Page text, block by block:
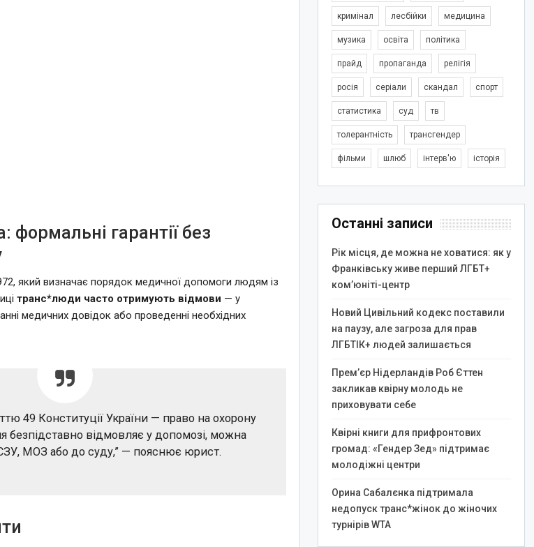
гарантії без
який визначає порядок медичної допомоги людям із
транс*люди часто отримують відмови — у
медичних довідок або проведенні необхідних
49 Конституції України — право на охорону
безпідставно відмовляє у допомозі, можна
МОЗ або до суду,” — пояснює юрист.
кримінал лесбійки медицина
музика освіта політика
прайд пропаганда релігія
росія серіали скандал спорт
статистика суд тв
толерантність трансгендер
фільми шлюб інтерв'ю історія
Останні записи
Рік місця, де можна не ховатися: як у
Франківську живе перший ЛГБТ+
ком’юніті-центр
Новий Цивільний кодекс поставили
на паузу, але загроза для прав
ЛГБТІК+ людей залишається
Прем’єр Нідерландів Роб Єттен
закликав квірну молодь не
приховувати себе
Квірні книги для прифронтових
громад: «Гендер Зед» підтримає
молодіжні центри
Орина Сабалєнка підтримала
недопуск транс*жінок до жіночих
турнірів WTA